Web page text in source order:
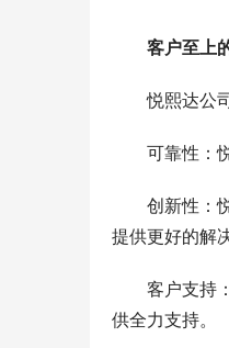
客户至上
悦熙达公
可靠性：
创新性：
提供更好的解
客户支持
供全力支持。